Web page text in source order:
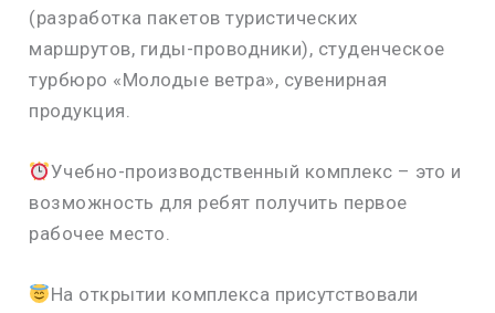
(разработка пакетов туристических
маршрутов, гиды-проводники), студенческое
турбюро «Молодые ветра», сувенирная
продукция.
Учебно-производственный комплекс – это и
возможность для ребят получить первое
рабочее место.
На открытии комплекса присутствовали